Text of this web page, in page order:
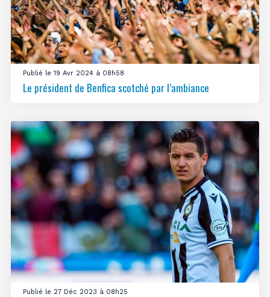
Publié le 19 Avr 2024 à 08h58
Le président de Benfica scotché par l’ambiance
Publié le 27 Déc 2023 à 08h25